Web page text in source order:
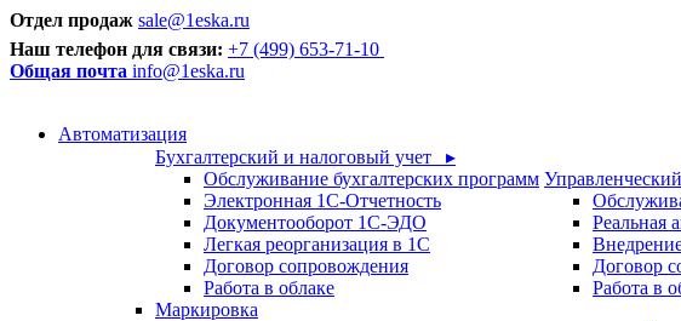
Отдел продаж sale@1eska.ru
Наш телефон для связи: +7 (499) 653-71-10
Общая почта info@1eska.ru
Автоматизация
Бухгалтерский и налоговый учет ▸
Обслуживание бухгалтерских программ
Электронная 1С-Отчетность
Документооборот 1С-ЭДО
Легкая реорганизация в 1С
Договор сопровождения
Работа в облаке
Реальная
Договор
Работа в
Маркировка